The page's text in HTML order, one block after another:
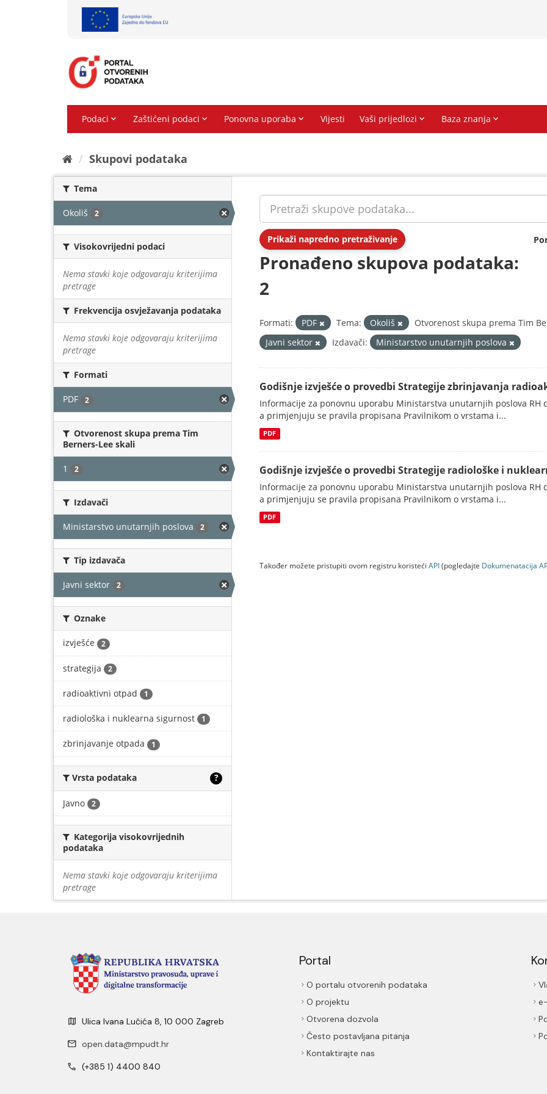
Skupovi podаtаkа
Tema
Okoliš 2
Visokovrijedni podaci
Nema stavki koje odgovaraju kriterijima
pretrage
Frekvencija osvježavanja podataka
Nema stavki koje odgovaraju kriterijima
pretrage
Formati
PDF 2
Otvorenost skupa prema Tim
Berners-Lee skali
1 2
Izdavači
Ministarstvo unutarnjih poslova 2
Tip izdavača
Javni sektor 2
Oznake
izvješće 2
strategija 2
radioaktivni otpad 1
radiološka i nuklearna sigurnost 1
zbrinjavanje otpada 1
Vrsta podataka ?
Javno 2
Kategorija visokovrijednih
podataka
Nema stavki koje odgovaraju kriterijima
pretrage
Prikaži napredno pretraživanje
Pronađeno skupova podataka:
2
Formati: PDF Tema: Okoliš Otvorenost skupa prema Tim
Javni sektor
Izdavači: Ministarstvo unutarnjih poslova
Godišnje izvješće o provedbi Strategije zbrinjavanja
Informacije za ponovnu uporabu Ministarstva unutarnjih poslova RH
a primjenjuju se pravila propisana Pravilnikom o vrstama i...
PDF
Godišnje izvješće o provedbi Strategije radiološke i
Informacije za ponovnu uporabu Ministarstva unutarnjih poslova RH
a primjenjuju se pravila propisana Pravilnikom o vrstama i...
PDF
Također možete pristupiti ovom registru koristeći API(pogledajte Dokumenаtаcijа